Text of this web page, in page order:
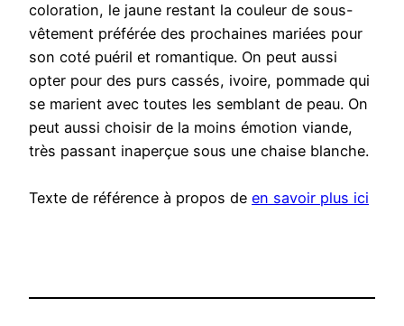
coloration, le jaune restant la couleur de sous-
vêtement préférée des prochaines mariées pour
son coté puéril et romantique. On peut aussi
opter pour des purs cassés, ivoire, pommade qui
se marient avec toutes les semblant de peau. On
peut aussi choisir de la moins émotion viande,
très passant inaperçue sous une chaise blanche.
Texte de référence à propos de en savoir plus ici